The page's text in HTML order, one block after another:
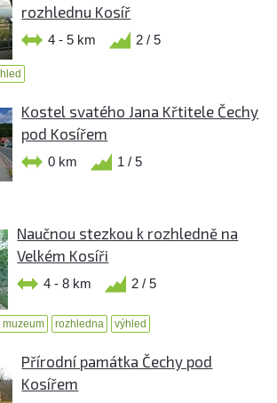
rozhlednu Kosíř
4 - 5 km 2 / 5
Kostel svatého Jana Křtitele Čechy
pod Kosířem
0 km 1 / 5
Naučnou stezkou k rozhledně na
Velkém Kosíři
4 - 8 km 2 / 5
muzeum rozhledna výhled
Přírodní památka Čechy pod
Kosířem